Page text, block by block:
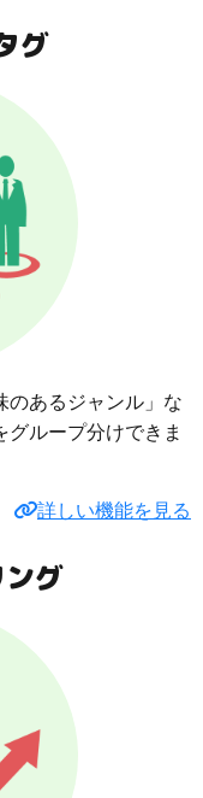
グ
のあるジャンル」な
グループ分けできま
詳しい機能を見る
グ